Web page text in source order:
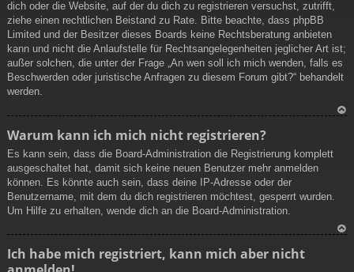
dich oder die Website, auf der du dich zu registrieren versuchst, zutrifft,
ziehe einen rechtlichen Beistand zu Rate. Bitte beachte, dass phpBB
Limited und der Besitzer dieses Boards keine Rechtsberatung anbieten
kann und nicht die Anlaufstelle für Rechtsangelegenheiten jeglicher Art ist;
außer solchen, die unter der Frage „An wen soll ich mich wenden, falls es
Beschwerden oder juristische Anfragen zu diesem Forum gibt?“ behandelt
werden.
Warum kann ich mich nicht registrieren?
Es kann sein, dass die Board-Administration die Registrierung komplett
ausgeschaltet hat, damit sich keine neuen Benutzer mehr anmelden
können. Es könnte auch sein, dass deine IP-Adresse oder der
Benutzername, mit dem du dich registrieren möchtest, gesperrt wurden.
Um Hilfe zu erhalten, wende dich an die Board-Administration.
Ich habe mich registriert, kann mich aber nicht